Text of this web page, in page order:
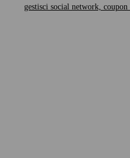
gestisci social network,